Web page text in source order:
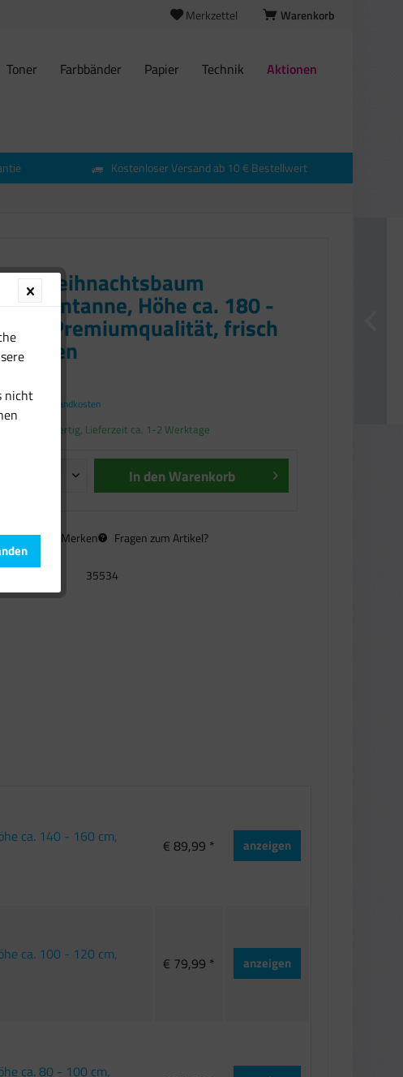
Warenkorb
Merkzettel
Toner Farbbänder Papier Technik Aktionen
Kostenloser Versand ab 10 € Bestellwert
Weihnachtsbaum
Höhe ca. 180 -
cm, Premiumqualität, frisch
€ *
zzgl. Versandkosten
versandfertig, Lieferzeit ca. 1-2 Werktage
In denWarenkorb
Merken Fragen zum Artikel?
35534
ca. 140 - 160 cm,
€ 89,99 * anzeigen
ca. 100 - 120 cm,
€ 79,99 * anzeigen
ca. 80 - 100 cm,
nicht